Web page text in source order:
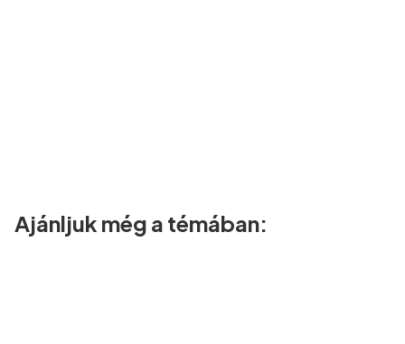
Ajánljuk még a témában: